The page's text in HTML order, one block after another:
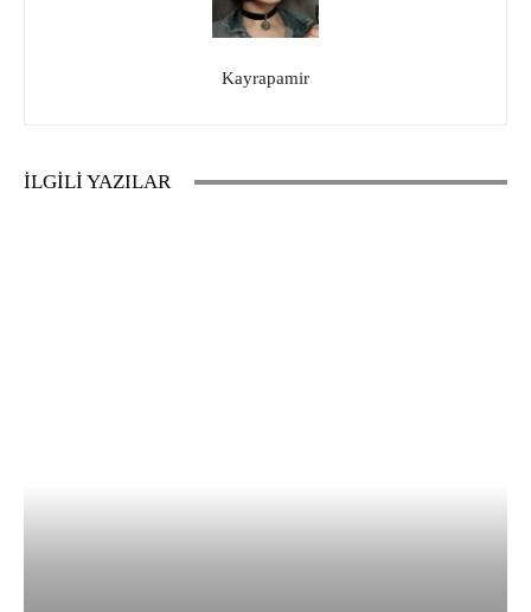
Kayrapamir
İLGİLİ YAZILAR